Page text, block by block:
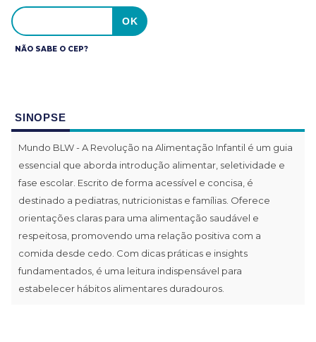
NÃO SABE O CEP?
SINOPSE
Mundo BLW - A Revolução na Alimentação Infantil é um guia
essencial que aborda introdução alimentar, seletividade e
fase escolar. Escrito de forma acessível e concisa, é
destinado a pediatras, nutricionistas e famílias. Oferece
orientações claras para uma alimentação saudável e
respeitosa, promovendo uma relação positiva com a
comida desde cedo. Com dicas práticas e insights
fundamentados, é uma leitura indispensável para
estabelecer hábitos alimentares duradouros.